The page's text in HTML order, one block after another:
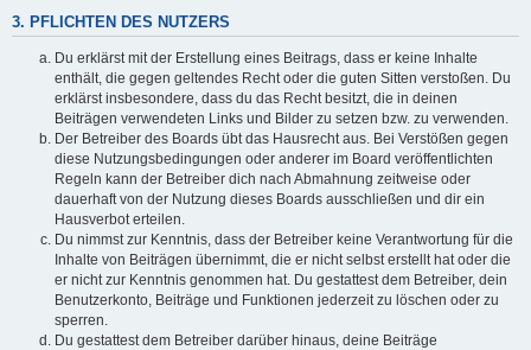
3. PFLICHTEN DES NUTZERS
Du erklärst mit der Erstellung eines Beitrags, dass er keine Inhalte
enthält, die gegen geltendes Recht oder die guten Sitten verstoßen. Du
erklärst insbesondere, dass du das Recht besitzt, die in deinen
Beiträgen verwendeten Links und Bilder zu setzen bzw. zu verwenden.
Der Betreiber des Boards übt das Hausrecht aus. Bei Verstößen gegen
diese Nutzungsbedingungen oder anderer im Board veröffentlichten
Regeln kann der Betreiber dich nach Abmahnung zeitweise oder
dauerhaft von der Nutzung dieses Boards ausschließen und dir ein
Hausverbot erteilen.
Du nimmst zur Kenntnis, dass der Betreiber keine Verantwortung für die
Inhalte von Beiträgen übernimmt, die er nicht selbst erstellt hat oder die
er nicht zur Kenntnis genommen hat. Du gestattest dem Betreiber, dein
Benutzerkonto, Beiträge und Funktionen jederzeit zu löschen oder zu
sperren.
Du gestattest dem Betreiber darüber hinaus, deine Beiträge